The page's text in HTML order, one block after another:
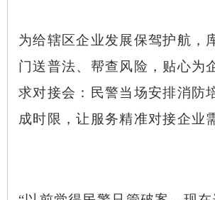
为给辖区企业发展保驾护航，
门送普法、帮查风险，贴心为
求对接会：民警当场安排消防
成时限，让服务精准对接企业